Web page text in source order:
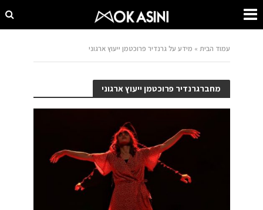
עמוד הבית » מידע על גרנדיר פרוכטמן ייעוץ ארגוני
מחברגרנדיר פרוכטמן ייעוץ ארגוני